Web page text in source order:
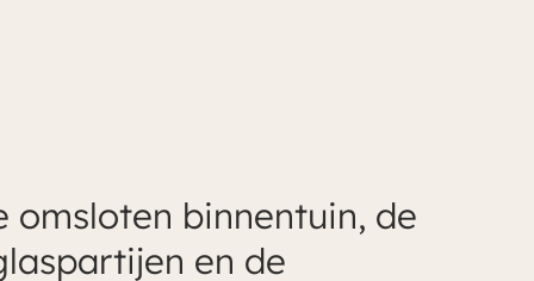
omsloten binnentuin, de
en de